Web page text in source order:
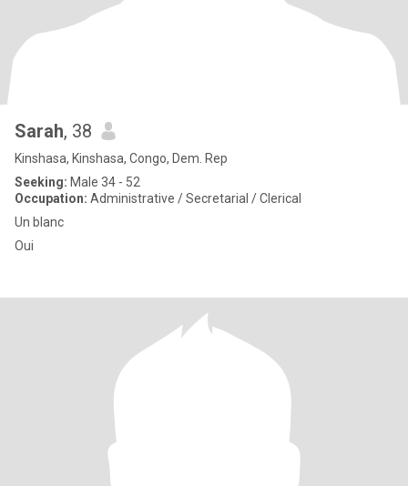
Sarah, 38
Kinshasa, Kinshasa, Congo, Dem. Rep
Seeking: Male 34 - 52
Occupation: Administrative / Secretarial / Clerical
Un blanc
Oui